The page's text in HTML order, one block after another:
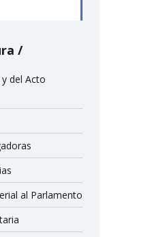
del Acto
al Parlamento